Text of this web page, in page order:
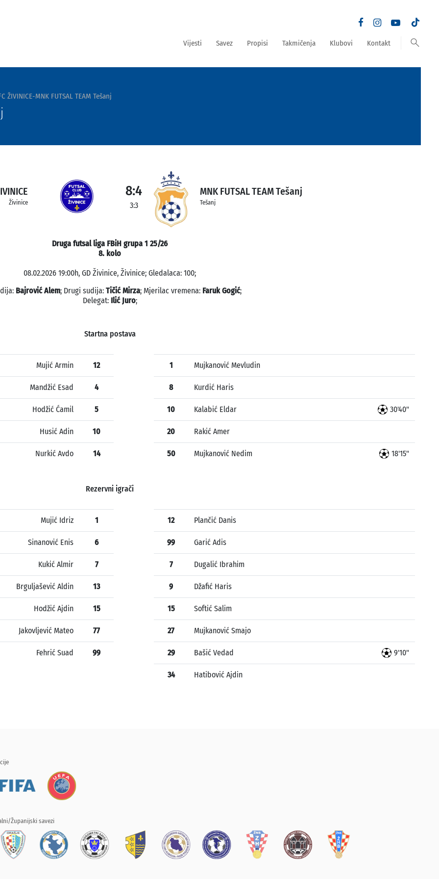
Vijesti Savez Propisi Takmičenja Klubovi Kontakt search
ŽIVINICE-MNK FUTSAL TEAM Tešanj
Živinice
8:4
3:3
MNK FUTSAL TEAM Tešanj
Tešanj
Druga futsal liga FBiH grupa 1 25/26
8. kolo
08.02.2026 19:00h, GD Živinice, Živinice; Gledalaca: 100;
Bajrović Alem; Drugi sudija: Tičić Mirza; Mjerilac vremena: Faruk Gogić;
Delegat: Ilić Juro;
Startna postava
Mujić Armin 12
Mandžić Esad 4
Hodžić Ćamil 5
Husić Adin 10
Nurkić Avdo 14
1 Mujkanović Mevludin
8 Kurdić Haris
10 Kalabić Eldar 30'40"
20 Rakić Amer
50 Mujkanović Nedim 18'15"
Rezervni igrači
Mujić Idriz 1
Sinanović Enis 6
Kukić Almir 7
Brguljašević Aldin 13
Hodžić Ajdin 15
Jakovljević Mateo 77
Fehrić Suad 99
12 Plančić Danis
99 Garić Adis
7 Dugalić Ibrahim
9 Džafić Haris
15 Softić Salim
27 Mujkanović Smajo
29 Bašić Vedad 9'10"
34 Hatibović Ajdin
Županijski savezi